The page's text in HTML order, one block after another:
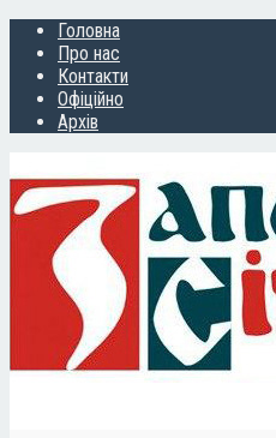
Головна
Про нас
Контакти
Офіційно
Архів